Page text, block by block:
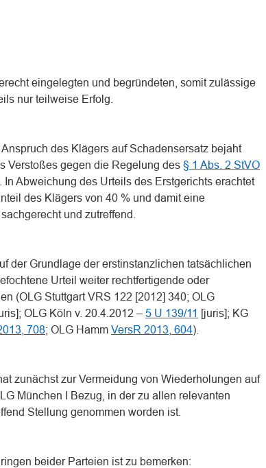
eingelegten und begründeten, somit zulässige
nur teilweise Erfolg.
Anspruch des Klägers auf Schadensersatz bejaht
Verstoßes gegen die Regelung des § 1 Abs. 2 StVO
Abweichung des Urteils des Erstgerichts erachtet
des Klägers von 40 % und damit eine
und zutreffend.
der Grundlage der erstinstanzlichen tatsächlichen
Urteil weiter rechtfertigende oder
(OLG Stuttgart VRS 122 [2012] 340; OLG
OLG Köln v. 20.4.2012 – 5 U 139/11 [juris]; KG
708; OLG Hamm VersR 2013, 604).
zunächst zur Vermeidung von Wiederholungen auf
München I Bezug, in der zu allen relevanten
Stellung genommen worden ist.
beider Parteien ist zu bemerken: